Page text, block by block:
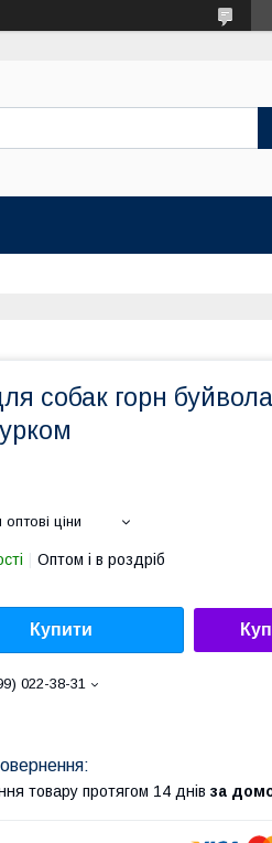
собак горн
ціни
Оптом і в роздріб
Купити
022-38-31
товару протягом 14 днів за